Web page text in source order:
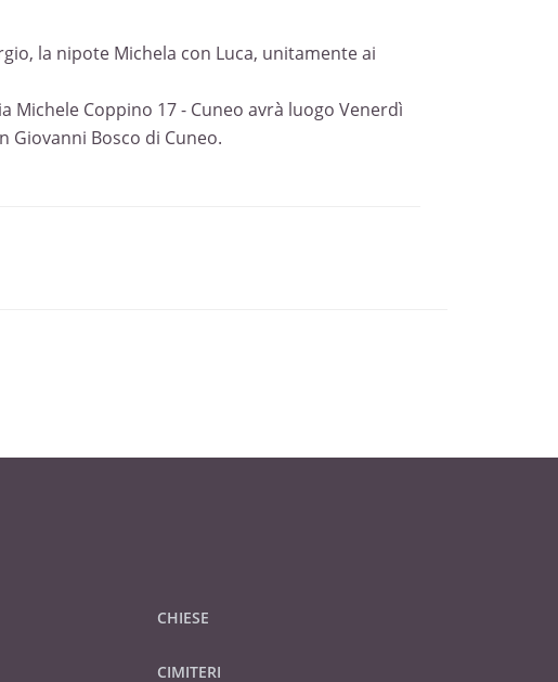
la nipote Michela con Luca, unitamente ai
Michele Coppino 17 - Cuneo avrà luogo Venerdì
Giovanni Bosco di Cuneo.
CHIESE
CIMITERI